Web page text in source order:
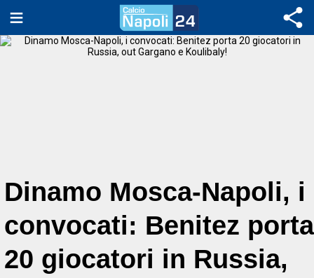
Dinamo Mosca-Napoli, i
convocati: Benitez porta
20 giocatori in Russia,